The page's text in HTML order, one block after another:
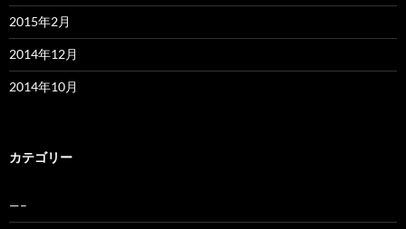
2015年2月
2014年12月
2014年10月
カテゴリー
—–